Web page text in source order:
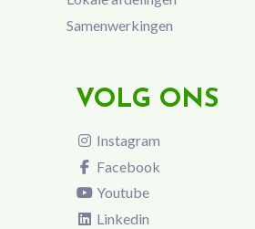
Samenwerkingen
VOLG ONS
Instagram
Facebook
Youtube
Linkedin